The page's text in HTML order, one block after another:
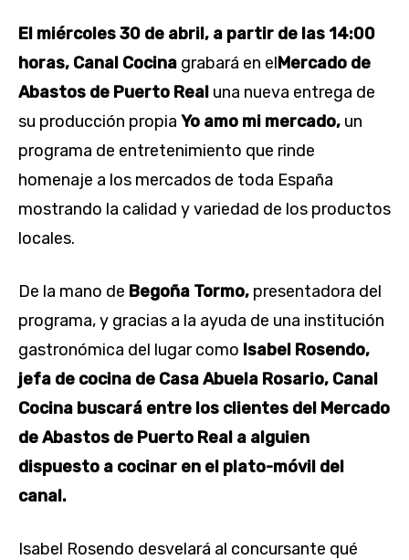
El miércoles 30 de abril, a partir de las 14:00
horas, Canal Cocina grabará en elMercado de
Abastos de Puerto Real una nueva entrega de
su producción propia Yo amo mi mercado, un
programa de entretenimiento que rinde
homenaje a los mercados de toda España
mostrando la calidad y variedad de los productos
locales.
De la mano de Begoña Tormo, presentadora del
programa, y gracias a la ayuda de una institución
gastronómica del lugar como Isabel Rosendo,
jefa de cocina de Casa Abuela Rosario, Canal
Cocina buscará entre los clientes del Mercado
de Abastos de Puerto Real a alguien
dispuesto a cocinar en el plato-móvil del
canal.
Isabel Rosendo desvelará al concursante qué